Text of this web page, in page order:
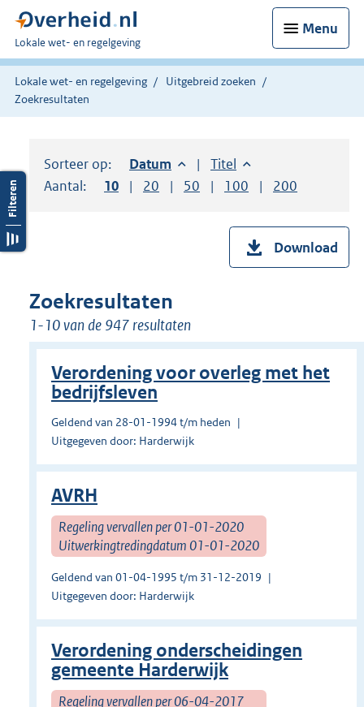
Menu
U
bent
hier:
Lokale wet- en regelgeving
Lokale wet- en regelgeving
Uitgebreid zoeken
Zoekresultaten
Sorteer op: Sorteer op:
Datum aflopendSorteer op:
Titel oplopend
Aantal:
Toon
10 resultaten per pagina
Toon
20 resultaten per pagina
Toon
50 resultaten per pagina
Toon
100 resultaten per
Toon
200
Download
Zoekresultaten
1-10 van de 947 resultaten
Verordening voor overleg met het
bedrijfsleven
Geldend van 28-01-1994 t/m heden
Uitgegeven door: Harderwijk
AVRH
Regeling vervallen per 01-01-2020
Uitwerkingtredingdatum 01-01-2020
Geldend van 01-04-1995 t/m 31-12-2019
Uitgegeven door: Harderwijk
Verordening onderscheidingen
gemeente Harderwijk
Regeling vervallen per 06-04-2017